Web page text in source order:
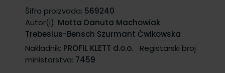
Šifra proizvoda: 569240
Autor(i): Motta Danuta Machowiak
Trebesius-Bensch Szurmant Ćwikowska
Nakladnik: PROFIL KLETT d.o.o.
Registarski broj
ministarstva: 7459